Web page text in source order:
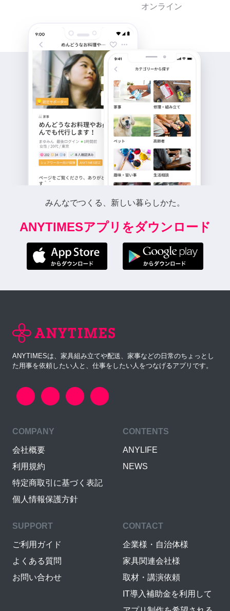
オンライン
みんなでつくる、新しい暮らしかた。
ANYTIMESアプリをダウンロード
ANYTIMESは、家具組み立てや配送、家事などの日常のちょっとし
た用事を依頼したい人と、仕事をしたい人をつなげるアプリです。
COMPANY
会社概要
利用規約
特定商取引に基づく表記
個人情報保護方針
CONTENTS
ANYLIFE
NEWS
SUPPORT
ご利用ガイド
よくある質問
お問い合わせ
CONTACT
企業様・自治体様
家具関連会社様
取材・講演依頼
IT導入補助金を利用して